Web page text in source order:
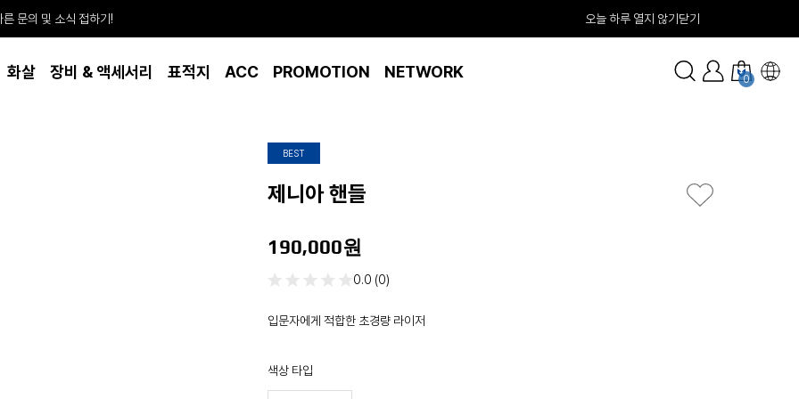
른 문의 및 소식 접하기! 오늘 하루 열지 않기 닫기
화살 장비 & 액세서리 표적지 ACC PROMOTION NETWORK 0
BEST
제니아 핸들
190,000원
0.0 (0)
입문자에게 적합한 초경량 라이저
색상 타입